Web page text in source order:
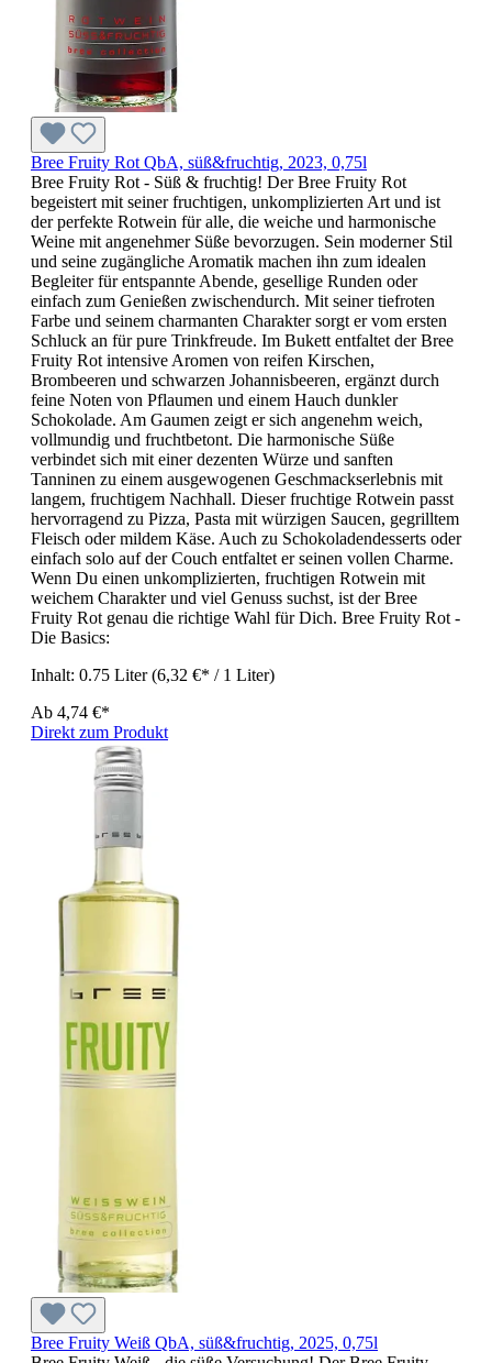
Bree Fruity Rot QbA, süß&fruchtig, 2023, 0,75l
Bree Fruity Rot - Süß & fruchtig! Der Bree Fruity Rot
begeistert mit seiner fruchtigen, unkomplizierten Art und ist
der perfekte Rotwein für alle, die weiche und harmonische
Weine mit angenehmer Süße bevorzugen. Sein moderner Stil
und seine zugängliche Aromatik machen ihn zum idealen
Begleiter für entspannte Abende, gesellige Runden oder
einfach zum Genießen zwischendurch. Mit seiner tiefroten
Farbe und seinem charmanten Charakter sorgt er vom ersten
Schluck an für pure Trinkfreude. Im Bukett entfaltet der Bree
Fruity Rot intensive Aromen von reifen Kirschen,
Brombeeren und schwarzen Johannisbeeren, ergänzt durch
feine Noten von Pflaumen und einem Hauch dunkler
Schokolade. Am Gaumen zeigt er sich angenehm weich,
vollmundig und fruchtbetont. Die harmonische Süße
verbindet sich mit einer dezenten Würze und sanften
Tanninen zu einem ausgewogenen Geschmackserlebnis mit
langem, fruchtigem Nachhall. Dieser fruchtige Rotwein passt
hervorragend zu Pizza, Pasta mit würzigen Saucen, gegrilltem
Fleisch oder mildem Käse. Auch zu Schokoladendesserts oder
einfach solo auf der Couch entfaltet er seinen vollen Charme.
Wenn Du einen unkomplizierten, fruchtigen Rotwein mit
weichem Charakter und viel Genuss suchst, ist der Bree
Fruity Rot genau die richtige Wahl für Dich. Bree Fruity Rot -
Die Basics:
Inhalt: 0.75 Liter(6,32 €* / 1 Liter)
Ab 4,74 €*
Direkt zum Produkt
Bree Fruity Weiß QbA, süß&fruchtig, 2025, 0,75l